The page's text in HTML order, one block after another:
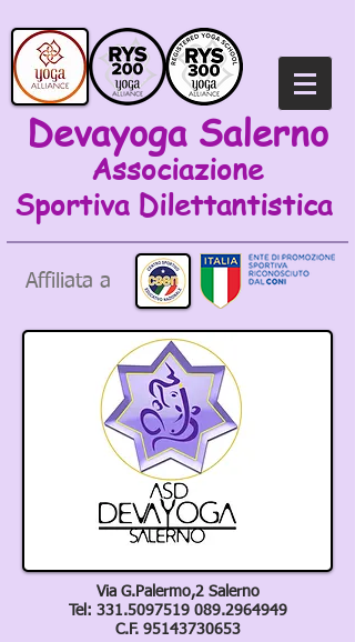
Devayoga Salerno
Associazione
Sportiva Dilettantistica
Affiliata a
Via G.Palermo,2 Salerno
Tel: 331.5097519 089.2964949
C.F. 95143730653